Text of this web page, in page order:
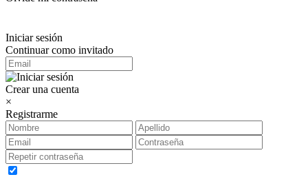
Iniciar sesión
Continuar como invitado
Crear una cuenta
×
Registrarme